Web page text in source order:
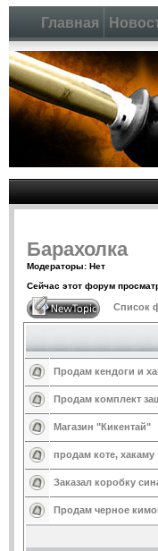
Главная
Барахолка
Модераторы: Нет
Сейчас этот форум
Список
Продам кендоги и
Продам комплект
Магазин "Кикентай"
продам коте, хакаму
Заказал коробку
Продам черное